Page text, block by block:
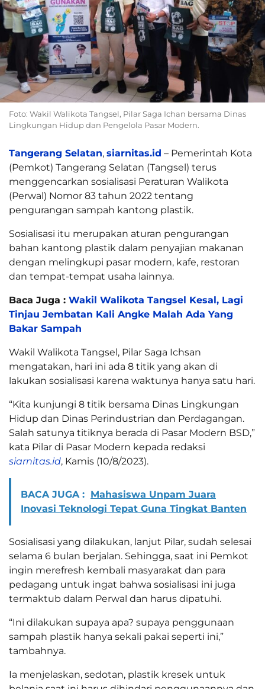
Foto: Wakil Walikota Tangsel, Pilar Saga Ichan bersama Dinas
Lingkungan Hidup dan Pengelola Pasar Modern.
Tangerang Selatan, siarnitas.id – Pemerintah Kota
(Pemkot) Tangerang Selatan (Tangsel) terus
menggencarkan sosialisasi Peraturan Walikota
(Perwal) Nomor 83 tahun 2022 tentang
pengurangan sampah kantong plastik.
Sosialisasi itu merupakan aturan pengurangan
bahan kantong plastik dalam penyajian makanan
dengan melingkupi pasar modern, kafe, restoran
dan tempat-tempat usaha lainnya.
Baca Juga : Wakil Walikota Tangsel Kesal, Lagi
Tinjau Jembatan Kali Angke Malah Ada Yang
Bakar Sampah
Wakil Walikota Tangsel, Pilar Saga Ichsan
mengatakan, hari ini ada 8 titik yang akan di
lakukan sosialisasi karena waktunya hanya satu hari.
“Kita kunjungi 8 titik bersama Dinas Lingkungan
Hidup dan Dinas Perindustrian dan Perdagangan.
Salah satunya titiknya berada di Pasar Modern BSD,”
kata Pilar di Pasar Modern kepada redaksi
siarnitas.id, Kamis (10/8/2023).
BACA JUGA : Mahasiswa Unpam Juara
Inovasi Teknologi Tepat Guna Tingkat Banten
Sosialisasi yang dilakukan, lanjut Pilar, sudah selesai
selama 6 bulan berjalan. Sehingga, saat ini Pemkot
ingin merefresh kembali masyarakat dan para
pedagang untuk ingat bahwa sosialisasi ini juga
termaktub dalam Perwal dan harus dipatuhi.
“Ini dilakukan supaya apa? supaya penggunaan
sampah plastik hanya sekali pakai seperti ini,”
tambahnya.
Ia menjelaskan, sedotan, plastik kresek untuk